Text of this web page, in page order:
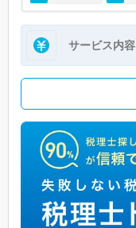
サービス内容